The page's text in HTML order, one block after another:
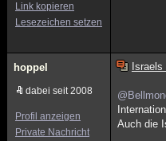
Link kopieren
Lesezeichen setzen
hoppel
dabei seit 2008
Profil anzeigen
Private Nachricht
Auch die